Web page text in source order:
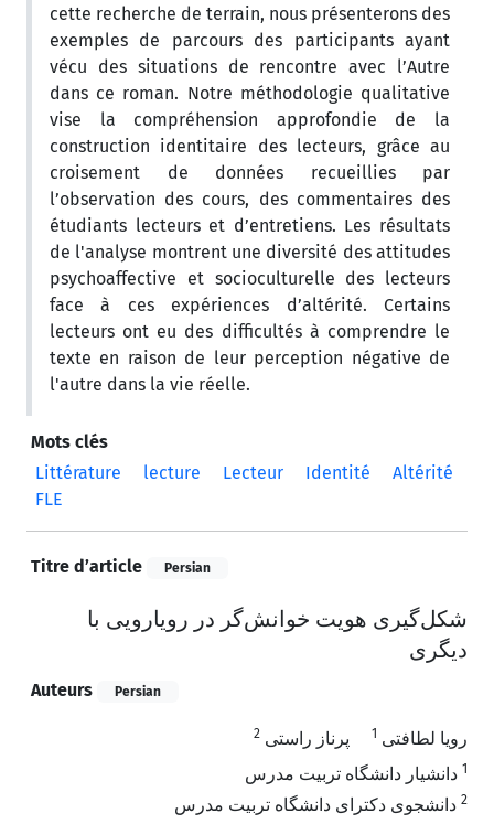
cette recherche de terrain, nous présenterons des
exemples de parcours des participants ayant
vécu des situations de rencontre avec l’Autre
dans ce roman. Notre méthodologie qualitative
vise la compréhension approfondie de la
construction identitaire des lecteurs, grâce au
croisement de données recueillies par
l’observation des cours, des commentaires des
étudiants lecteurs et d’entretiens. Les résultats
de l'analyse montrent une diversité des attitudes
psychoaffective et socioculturelle des lecteurs
face à ces expériences d’altérité. Certains
lecteurs ont eu des difficultés à comprendre le
texte en raison de leur perception négative de
l'autre dans la vie réelle.
Mots clés
Littérature
lecture Lecteur Identité
Altérité
FLE
Titre d’article Persian
شکل‌گیری هویت خوانش‌گر در رویارویی با
دیگری
Auteurs Persian
رویا لطافتی 1 پرناز راستی 2
1 دانشیار دانشگاه تربیت مدرس
2 دانشجوی دکترای دانشگاه تربیت مدرس